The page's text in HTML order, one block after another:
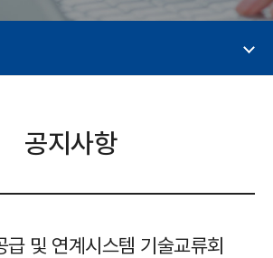
공지사항
급 및 연계시스템 기술교류회